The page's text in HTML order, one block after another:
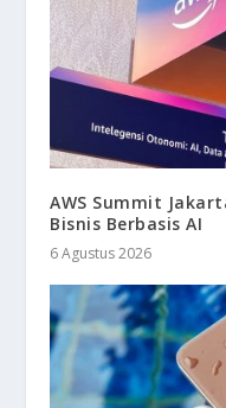
AWS Summit
Bisnis Berbasis AI
6 Agustus 2026